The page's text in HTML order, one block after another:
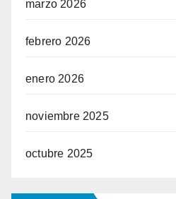
marzo 2026
febrero 2026
enero 2026
noviembre 2025
octubre 2025